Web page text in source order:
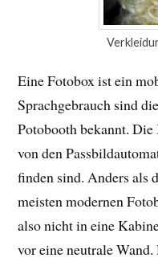
Eine Fotobox ist ein
Sprachgebrauch sind
Potobooth bekannt.
von den
finden sind. Anders als
meisten modernen
also nicht in eine
vor eine neutrale